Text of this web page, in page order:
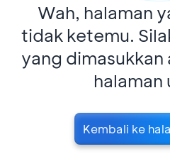
Wah, halaman
tidak ketemu.
yang
halaman
Kembali ke